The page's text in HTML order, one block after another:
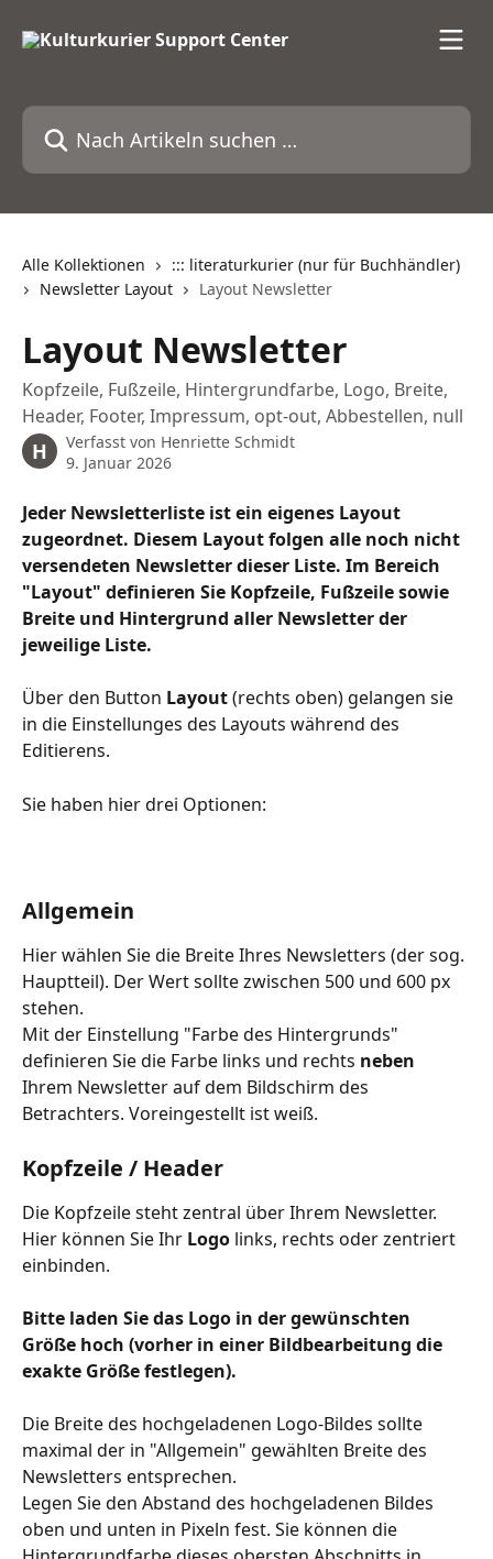
Nach Artikeln suchen …
Alle Kollektionen
::: literaturkurier (nur für Buchhändler)
Newsletter Layout
Layout Newsletter
Layout Newsletter
Kopfzeile, Fußzeile, Hintergrundfarbe, Logo, Breite,
Header, Footer, Impressum, opt-out, Abbestellen, null
H Verfasst von Henriette Schmidt
9. Januar 2026
Jeder Newsletterliste ist ein eigenes Layout
zugeordnet. Diesem Layout folgen alle noch nicht
versendeten Newsletter dieser Liste. Im Bereich
"Layout" definieren Sie Kopfzeile, Fußzeile sowie
Breite und Hintergrund aller Newsletter der
jeweilige Liste.
Über den Button Layout (rechts oben) gelangen sie
in die Einstellunges des Layouts während des
Editierens.
Sie haben hier drei Optionen:
Allgemein
Hier wählen Sie die Breite Ihres Newsletters (der sog.
Hauptteil). Der Wert sollte zwischen 500 und 600 px
stehen.
Mit der Einstellung "Farbe des Hintergrunds"
definieren Sie die Farbe links und rechts neben
Ihrem Newsletter auf dem Bildschirm des
Betrachters. Voreingestellt ist weiß.
Kopfzeile / Header
Die Kopfzeile steht zentral über Ihrem Newsletter.
Hier können Sie Ihr Logo links, rechts oder zentriert
einbinden.
Bitte laden Sie das Logo in der gewünschten
Größe hoch (vorher in einer Bildbearbeitung die
exakte Größe festlegen).
Die Breite des hochgeladenen Logo-Bildes sollte
maximal der in "Allgemein" gewählten Breite des
Newsletters entsprechen.
Legen Sie den Abstand des hochgeladenen Bildes
oben und unten in Pixeln fest. Sie können die